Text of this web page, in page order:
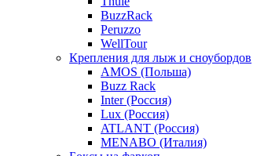
BuzzRack
Peruzzo
WellTour
Крепления для лыж и сноубордов
AMOS (Польша)
Buzz Rack
Inter (Россия)
Lux (Россия)
ATLANT (Россия)
MENABO (Италия)